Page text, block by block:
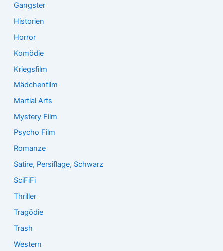
Gangster
Historien
Horror
Komödie
Kriegsfilm
Mädchenfilm
Martial Arts
Mystery Film
Psycho Film
Romanze
Satire, Persiflage, Schwarz
SciFiFi
Thriller
Tragödie
Trash
Western